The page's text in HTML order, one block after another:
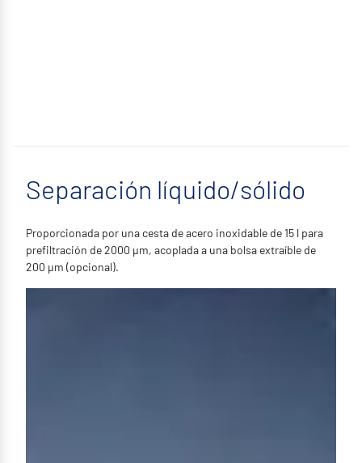
Separación líquido/sólido
Proporcionada por una cesta de acero inoxidable de 15 l para
prefiltración de 2000 µm, acoplada a una bolsa extraíble de
200 µm (opcional).